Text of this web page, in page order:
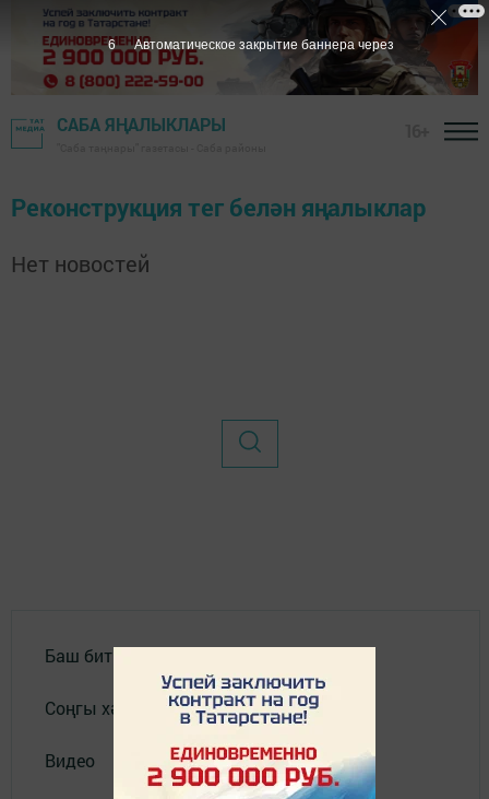
САБА ЯҢАЛЫКЛАРЫ
Реконструкция тег белән яңалыклар
Нет новостей
Баш бит
Соңгы хәбәрләр
Видео
6 Автоматическое закрытие баннера через